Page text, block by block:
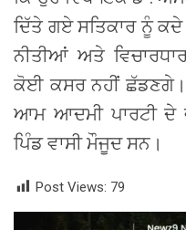
ਦਿੱਤੇ ਗਏ ਸਤਿਕਾਰ ਨੂੰ
ਨੀਤੀਆਂ ਅਤੇ
ਕੋਈ ਕਸਰ ਨਹੀਂ ਛੱਡਣਗੇ।
ਆਮ ਆਦਮੀ ਪਾਰਟੀ ਦੇ
ਪਿੰਡ ਵਾਸੀ ਮੌਜੂਦ ਸਨ।
Post Views: 79